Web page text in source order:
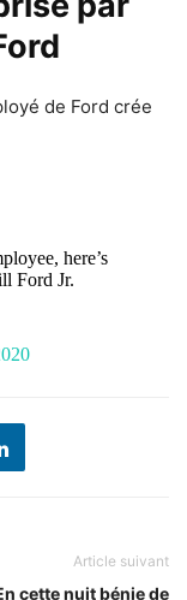
de Ford crée
here’s
Ford Jr.
Article suivant
cette nuit bénie de